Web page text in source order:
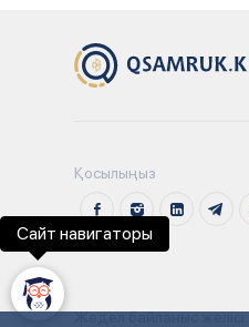
Қосылыңыз
Жедел байланыс желісі:
Сайт навигаторы